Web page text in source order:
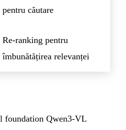
pentru căutare
Re-ranking pentru
îmbunătățirea relevanței
foundation Qwen3-VL